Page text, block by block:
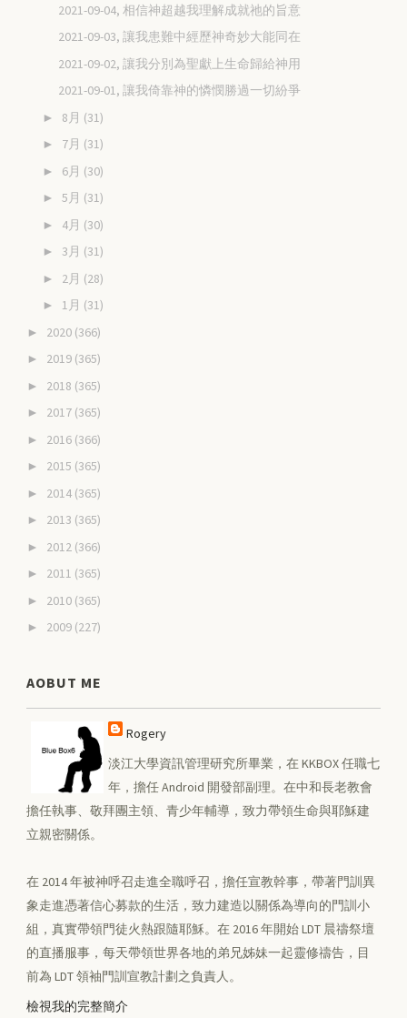
2021-09-04, 相信神超越我理解成就祂的旨意
2021-09-03, 讓我患難中經歷神奇妙大能同在
2021-09-02, 讓我分別為聖獻上生命歸給神用
2021-09-01, 讓我倚靠神的憐憫勝過一切紛爭
► 8月 (31)
► 7月 (31)
► 6月 (30)
► 5月 (31)
► 4月 (30)
► 3月 (31)
► 2月 (28)
► 1月 (31)
► 2020 (366)
► 2019 (365)
► 2018 (365)
► 2017 (365)
► 2016 (366)
► 2015 (365)
► 2014 (365)
► 2013 (365)
► 2012 (366)
► 2011 (365)
► 2010 (365)
► 2009 (227)
AOBUT ME
Rogery
淡江大學資訊管理研究所畢業，在 KKBOX 任職七
年，擔任 Android 開發部副理。在中和長老教會
擔任執事、敬拜團主領、青少年輔導，致力帶領生命與耶穌建
立親密關係。
在 2014 年被神呼召走進全職呼召，擔任宣教幹事，帶著門訓異
象走進憑著信心募款的生活，致力建造以關係為導向的門訓小
組，真實帶領門徒火熱跟隨耶穌。在 2016 年開始 LDT 晨禱祭壇
的直播服事，每天帶領世界各地的弟兄姊妹一起靈修禱告，目
前為 LDT 領袖門訓宣教計劃之負責人。
檢視我的完整簡介